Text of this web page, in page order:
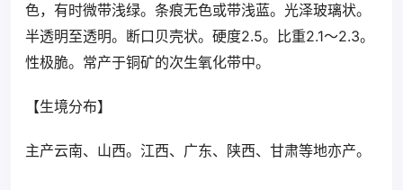
色，有时微带浅绿。条痕无色或带浅蓝。光泽玻璃状。
半透明至透明。断口贝壳状。硬度2.5。比重2.1～2.3。
性极脆。常产于铜矿的次生氧化带中。
【生境分布】
主产云南、山西。江西、广东、陕西、甘肃等地亦产。